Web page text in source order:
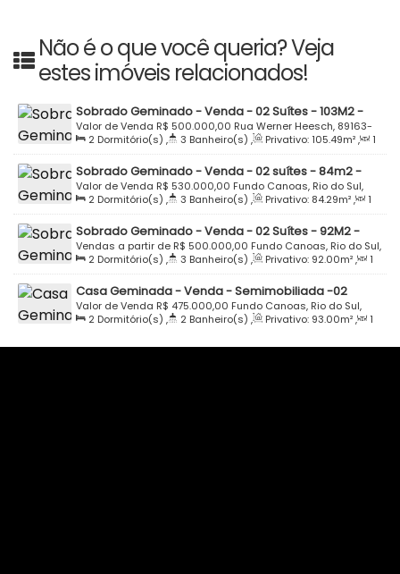
Não é o que você queria? Veja
estes imóveis relacionados!
Sobrado Geminado - Venda - 02 Suítes - 103M2 -
Rua Werner Heesch - Loteamento Paraíso Verde -
Residencial Florença - Fundo Canoas - Rio do Sul
R$ 500.000,00
Valor de Venda
Rua Werner Heesch, 89163-
448, Fundo Canoas, Rio do Sul, Santa Catarina, Brasil
2 Dormitório(s) , 3 Banheiro(s) , Privativo:105.49m²,
1
Sala(s) , 2 Suíte(s), Total: 112.00m² , 1Vaga(s)
Sobrado Geminado - Venda - 02 suítes - 84m2 -
Rua Orivaldo Giacomini - Loteamento Paraíso Verde
- Fundo Canoas - Rio do Sul
R$ 530.000,00
Valor de Venda
Fundo Canoas, Rio do Sul,
Santa Catarina, Brasil
2 Dormitório(s) , 3 Banheiro(s) , Privativo: 84.29m²,
1
Sala(s) , 2 Suíte(s), Total: 84.29m², 1 Vaga(s)
Sobrado Geminado - Venda - 02 Suítes - 92M2 -
Residencial - Fundo Canoas - Rio do Sul
R$ 500.000,00
Vendas a partir de
Fundo Canoas, Rio do Sul,
Santa Catarina, Brasil
2 Dormitório(s) , 3 Banheiro(s) , Privativo: 92.00m²,
1
Sala(s) , 2 Suíte(s), 1 Vaga(s), Terreno: 120.00m²
Casa Geminada - Venda - Semimobiliada -02
Dormitórios - 93M2 - Rua Guilherme Hamann- Fundo
Canoas - Rio do Sul
R$ 475.000,00
Valor de Venda
Fundo Canoas, Rio do Sul,
Santa Catarina, Brasil
2 Dormitório(s) , 2 Banheiro(s) , Privativo: 93.00m²,
1